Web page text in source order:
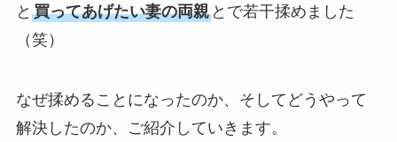
と 買ってあげたい妻の両親とで若干揉めました
（笑）
なぜ揉めることになったのか、そしてどうやって
解決したのか、ご紹介していきます。